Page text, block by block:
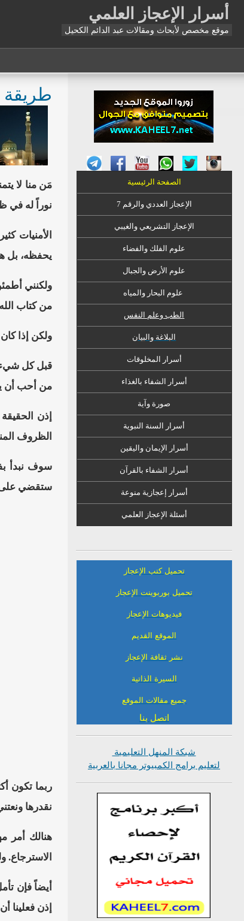
أسرار الإعجاز العلمي
موقع مخصص لأبحاث ومقالات عبد الدائم الكحيل
طريقة
مَن منا لا
نوراً له في
الأمنيات
يحفظه، بل
ولكنني
من كتاب
ولكن إذا
من أحب أن
إذن
الظروف
سوف نبدأ
ستقضي على
ربما تكون
نقدرها
هنالك أمر
الاسترجاع.
أيضاً فإن
إذن فعلينا
الصفحة الرئيسية
الإعجاز العددي والرقم 7
الإعجاز التشريعي والغيبي
علوم الفلك والفضاء
علوم الأرض والجبال
علوم البحار والمياه
الطب وعلم النفس
البلاغة والبيان
أسرار المخلوقات
أسرار الشفاء بالغذاء
صورة وآية
أسرار السنة النبوية
أسرار الإيمان واليقين
أسرار الشفاء بالقرآن
أسرار إعجازية منوعة
أسئلة الإعجاز العلمي
تحميل كتب الإعجاز
تحميل بوربوينت الإعجاز
فيديوهات الإعجاز
الموقع القديم
نشر ثقافة الإعجاز
السيرة الذاتية
جميع مقالات الموقع
اتصل بنا
شبكة المنهل التعليمية
لتعليم برامج الكمبيوتر مجانا بالعربية